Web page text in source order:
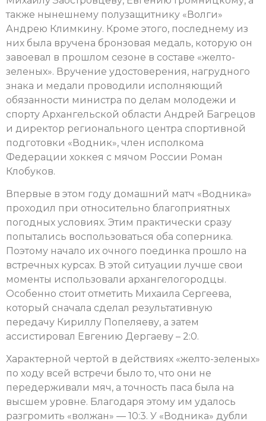
также нынешнему полузащитнику «Волги»
Андрею Климкину. Кроме этого, последнему из
них была вручена бронзовая медаль, которую он
завоевал в прошлом сезоне в составе «желто-
зеленых». Вручение удостоверения, нагрудного
знака и медали проводили исполняющий
обязанности министра по делам молодежи и
спорту Архангельской области Андрей Багрецов
и директор регионального центра спортивной
подготовки «Водник», член исполкома
Федерации хоккея с мячом России Роман
Клобуков.
Впервые в этом году домашний матч «Водника»
проходил при относительно благоприятных
погодных условиях. Этим практически сразу
попытались воспользоваться оба соперника.
Поэтому начало их очного поединка прошло на
встречных курсах. В этой ситуации лучше свои
моменты использовали архангелогородцы.
Особенно стоит отметить Михаила Сергеева,
который сначала сделал результативную
передачу Кириллу Попеляеву, а затем
ассистировал Евгению Дергаеву – 2:0.
Характерной чертой в действиях «желто-зеленых»
по ходу всей встречи было то, что они не
передерживали мяч, а точность паса была на
высшем уровне. Благодаря этому им удалось
разгромить «волжан» — 10:3. У «Водника» дубли